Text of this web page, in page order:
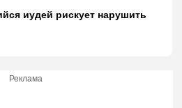
иудей рискует нарушить
Реклама